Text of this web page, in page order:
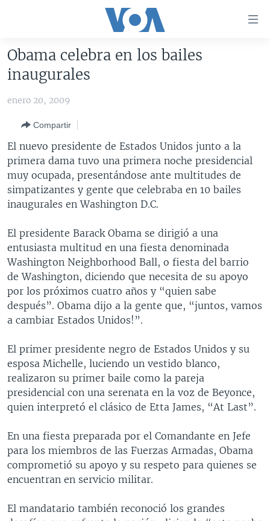
accesibilidad
Salte
navegador
principal
Salte
búsqueda
AMÉRICA DEL NORTE
EEUU
MÉXICO
HAITÍ
ELECCIONES EEUU 2024
ELECCIONES EEUU
VOTO DIVIDIDO
VOA VERIFICA
VOA VERIFICA UCRANIA/RUSIA
VOA VERIFICA INMIGRACIÓN
VOA VERIFICA AMÉRICA LATINA
AMÉRICA LATINA
ARGENTINA
BOLIVIA
COLOMBIA
PERÚ
ECUADOR
VENEZUELA
BRASIL
CHINA EN AMÉRICA LATINA
CENTROAMÉRICA
COSTA RICA
GUATEMALA
HONDURAS
NICARAGUA
OTRAS SECCIONES
LIBERTAD DE PRENSA
MUNDO
ECONOMÍA
ENTRETENIMIENTO Y CULTURA
TECNOLOGÍA
DEPORTES
CIENCIA Y SALUD
LIBERTAD DE PRENSA
UCRANIA
MULTIMEDIA
VIDEOS
FOTOGRAFÍA
AUDIOS
PROGRAMAS TV
EL MUNDO AL DÍA
FORO INTERAMERICANO
VISIÓN 360
LAS CLAVES
PANORAMA
RADIO
AVANCE INFORMATIVO
AUDIONOTICIAS
BUENOS DÍAS AMÉRICA
ESTADOS UNIDOS AL DÍA
EL MUNDO AL DÍA [RADIO]
FORO [RADIO]
DEPORTIVO INTERNACIONAL
DIRECT
DOCUMENTALES DE LA VOA
Learning English
SÍGANOS
Obama celebra en los bailes
inaugurales
enero 20, 2009
Compartir
El nuevo presidente de Estados Unidos junto a la
primera dama tuvo una primera noche presidencial
muy ocupada, presentándose ante multitudes de
simpatizantes y gente que celebraba en 10 bailes
inaugurales en Washington D.C.
El presidente Barack Obama se dirigió a una
entusiasta multitud en una fiesta denominada
Washington Neighborhood Ball, o fiesta del barrio
de Washington, diciendo que necesita de su apoyo
por los próximos cuatro años y “quien sabe
después”. Obama dijo a la gente que, “juntos, vamos
a cambiar Estados Unidos!”.
El primer presidente negro de Estados Unidos y su
esposa Michelle, luciendo un vestido blanco,
realizaron su primer baile como la pareja
presidencial con una serenata en la voz de Beyonce,
quien interpretó el clásico de Etta James, “At Last”.
En una fiesta preparada por el Comandante en Jefe
para los miembros de las Fuerzas Armadas, Obama
comprometió su apoyo y su respeto para quienes se
encuentran en servicio militar.
El mandatario también reconoció los grandes